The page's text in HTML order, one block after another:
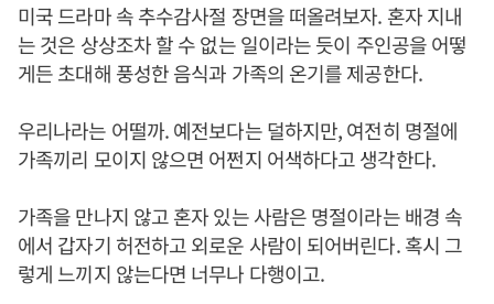
미국 드라마 속 추수감사절 장면을 떠올려보자. 혼자 지내
는 것은 상상조차 할 수 없는 일이라는 듯이 주인공을 어떻
게든 초대해 풍성한 음식과 가족의 온기를 제공한다.
우리나라는 어떨까. 예전보다는 덜하지만, 여전히 명절에
가족끼리 모이지 않으면 어쩐지 어색하다고 생각한다.
가족을 만나지 않고 혼자 있는 사람은 명절이라는 배경 속
에서 갑자기 허전하고 외로운 사람이 되어버린다. 혹시 그
렇게 느끼지 않는다면 너무나 다행이고.